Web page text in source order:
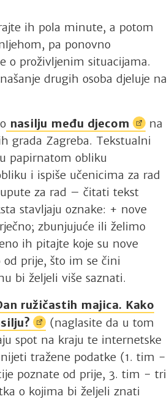
ih pola minute, a potom
pa ponovno
o proživljenim situacijama.
drugih osoba djeluje na
nasilju među djecom
na
grada Zagreba. Tekstualni
papirnatom obliku
i ispiše učenicima za rad
za rad – čitati tekst
stavljaju oznake: + nove
zbunjujuće ili želimo
ih pitajte koje su nove
prije, što im se čini
bi željeli više saznati.
ružičastih majica. Kako
(naglasite da u tom
spot na kraju te internetske
tražene podatke (1. tim -
poznate od prije, 3. tim - tri
o kojima bi željeli znati